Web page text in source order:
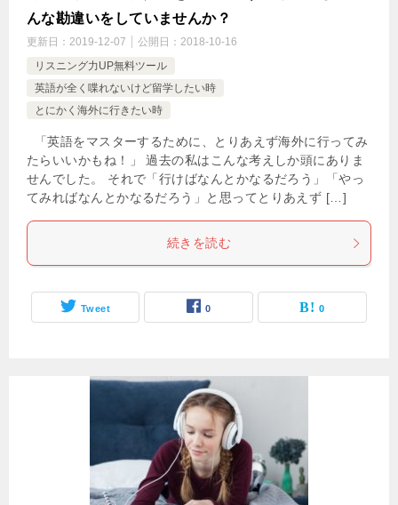
んな勘違いをしていませんか？
更新日： 2019-12-07 公開日： 2018-10-16
リスニング力UP無料ツール
英語が全く喋れないけど留学したい時
とにかく海外に行きたい時
「英語をマスターするために、とりあえず海外に行ってみ
たらいいかもね！」 過去の私はこんな考えしか頭にありま
せんでした。 それで「行けばなんとかなるだろう」「やっ
てみればなんとかなるだろう」と思ってとりあえず […]
続きを読む
Tweet 0 0